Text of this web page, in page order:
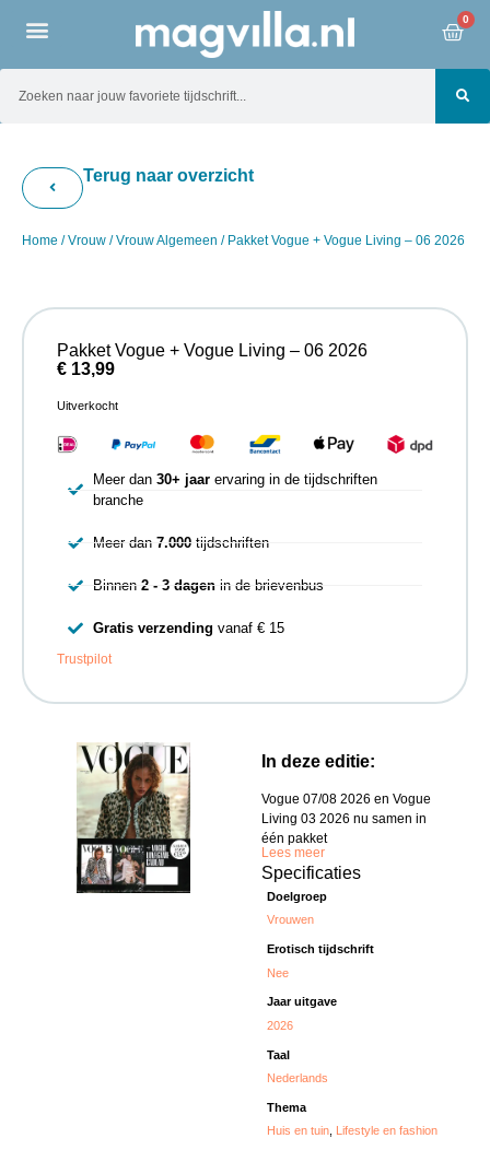
0
Terug naar overzicht
Home /Vrouw /Vrouw Algemeen / Pakket Vogue + Vogue Living – 06 2026
In deze editie:
Vogue 07/08 2026 en Vogue
Living 03 2026 nu samen in
één pakket
Lees meer
Specificaties
Doelgroep
Vrouwen
Erotisch tijdschrift
Nee
Jaar uitgave
2026
Taal
Nederlands
Thema
Huis en tuin Lifestyle en fashion
Pakket Vogue + Vogue Living – 06 2026
€ 13,99
Uitverkocht
Meer dan 30+ jaarervaring in de tijdschriften
branche
Meer dan 7.000tijdschriften
Binnen 2 - 3 dagenin de brievenbus
Gratis verzending vanaf € 15
Trustpilot